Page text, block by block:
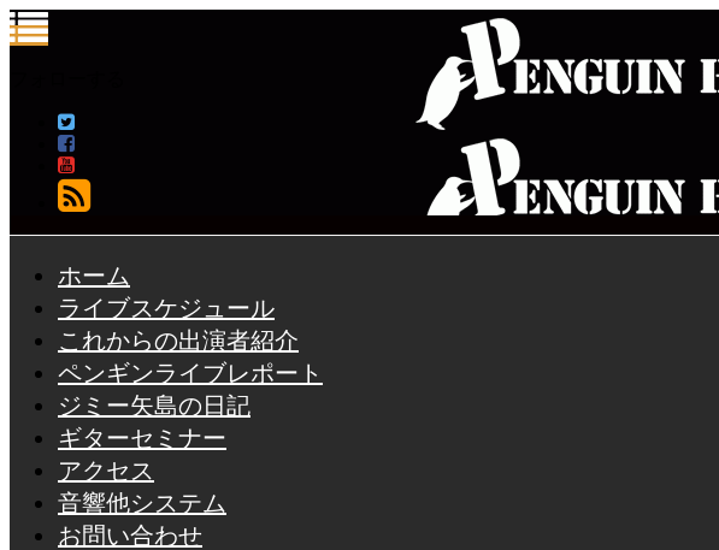
ホーム
ライブスケジュール
これからの出演者紹介
ペンギンライブレポート
ジミー矢島の日記
ギターセミナー
アクセス
音響他システム
お問い合わせ